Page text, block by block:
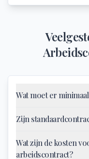
Wat moet er
Zijn
Wat zijn de kosten
arbeidscontract?